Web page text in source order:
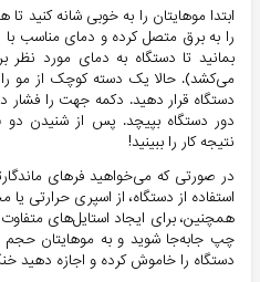
ابتدا موهایتان را به خوبی شانه کنید
را به برق متصل کرده و دمای مناسب با
می‌کشد). حالا یک دسته کوچک از مو
دستگاه قرار دهید. دکمه جهت را فشار
دور دستگاه بپیچد. پس از شنیدن دو
نتیجه کار را ببینید!
در صورتی که می‌خواهید فرهای
استفاده از دستگاه، از اسپری حرارتی
همچنین، برای ایجاد استایل‌های
چپ جابه‌جا شوید و به موهایتان حجم
دستگاه را خاموش کرده و اجازه دهید